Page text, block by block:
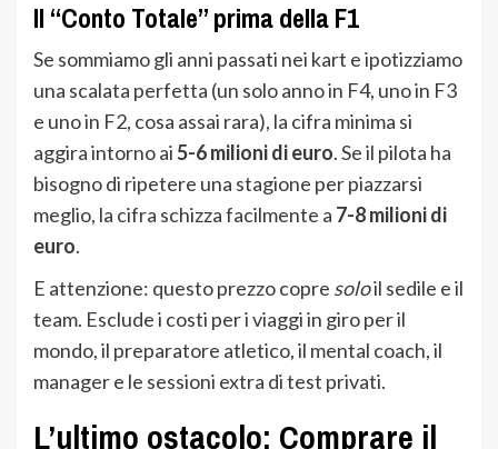
Il “Conto Totale” prima della F1
Se sommiamo gli anni passati nei kart e ipotizziamo
una scalata perfetta (un solo anno in F4, uno in F3
e uno in F2, cosa assai rara), la cifra minima si
aggira intorno ai5-6 milioni di euro. Se il pilota ha
bisogno di ripetere una stagione per piazzarsi
meglio, la cifra schizza facilmente a 7-8 milioni di
euro.
E attenzione: questo prezzo copre soloil sedile e il
team. Esclude i costi per i viaggi in giro per il
mondo, il preparatore atletico, il mental coach, il
manager e le sessioni extra di test privati.
L’ultimo ostacolo: Comprare il